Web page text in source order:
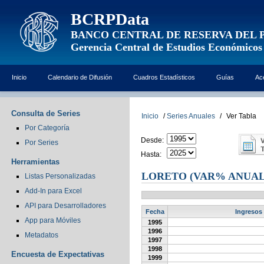
BCRPData
BANCO CENTRAL DE RESERVA DEL
Gerencia Central de Estudios Económicos
Inicio Calendario de Difusión Cuadros Estadísticos Guías
Consulta de Series
Por Categoría
Por Series
Herramientas
Listas Personalizadas
Add-In para Excel
API para Desarrolladores
App para Móviles
Metadatos
Encuesta de Expectativas
Inicio / Series Anuales / Ver Tabla
Desde:
Hasta:
LORETO (VAR%
Fecha
Ingresos
1995
1996
1997
1998
1999